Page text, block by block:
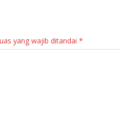
yang wajib ditandai *